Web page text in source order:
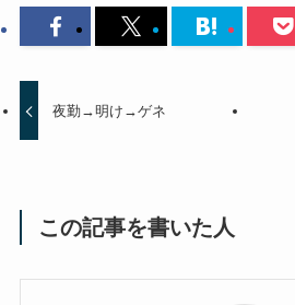
夜勤→明け→ゲネ
この記事を書いた人